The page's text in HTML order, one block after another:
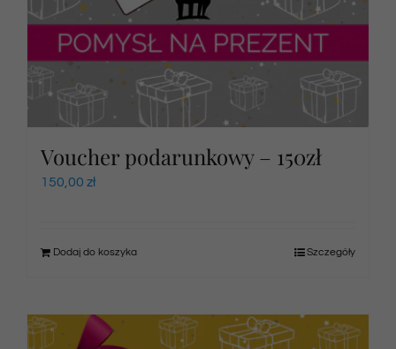
Voucher podarunkowy – 150zł
150,00 zł
Dodaj do koszyka Szczegóły